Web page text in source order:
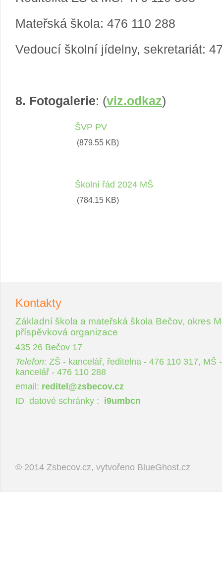
Mateřská škola: 476 110 288
Vedoucí školní jídelny, sekretariát:
8. Fotogalerie: (viz.odkaz)
ŠVP PV
(879.55 KB)
Školní řád 2024 MŠ
(784.15 KB)
Kontakty
Základní škola a mateřská škola Bečov, okres
příspěvková organizace
435 26 Bečov 17
Telefon: ZŠ - kancelář, ředitelna - 476 110 317, MŠ -
kancelář - 476 110 288
email: reditel@zsbecov.cz
ID datové schránky : i9umbcn
© 2014 Zsbecov.cz, vytvořeno BlueGhost.cz